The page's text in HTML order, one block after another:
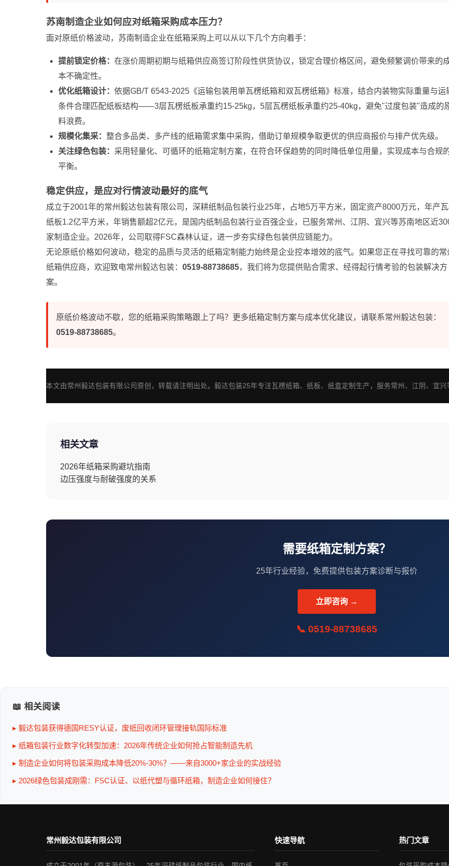
苏南制造企业如何应对纸箱采购成本压力？
面对原纸价格波动，苏南制造企业在纸箱采购上可以从以下几个方向着手：
提前锁定价格： 在涨价周期初期与纸箱供应商签订阶段性供货协议，锁定合理价格区间，避免频繁调价带来的
本不确定性。
优化纸箱设计： 依据GB/T 6543-2025《运输包装用单瓦楞纸箱和双瓦楞纸箱》标准，结合内装物实际重量与运
条件合理匹配纸板结构——3层瓦楞纸板承重约15-25kg，5层瓦楞纸板承重约25-40kg，避免"过度包装"造成的
料浪费。
规模化集采： 整合多品类、多产线的纸箱需求集中采购，借助订单规模争取更优的供应商报价与排产优先级。
关注绿色包装： 采用轻量化、可循环的纸箱定制方案，在符合环保趋势的同时降低单位用量，实现成本与合规
平衡。
稳定供应，是应对行情波动最好的底气
成立于2001年的常州毅达包装有限公司，深耕纸制品包装行业25年，占地5万平方米，固定资产8000万元，年产
纸板1.2亿平方米，年销售额超2亿元，是国内纸制品包装行业百强企业，已服务常州、江阴、宜兴等苏南地区近
家制造企业。2026年，公司取得FSC森林认证，进一步夯实绿色包装供应链能力。
无论原纸价格如何波动，稳定的品质与灵活的纸箱定制能力始终是企业控本增效的底气。如果您正在寻找可靠的常
纸箱供应商，欢迎致电常州毅达包装： 0519-88738685，我们将为您提供贴合需求、经得起行情考验的包装解决方
案。
原纸价格波动不歇，您的纸箱采购策略跟上了吗？更多纸箱定制方案与成本优化建议，请联系常州毅达包装：
0519-88738685。
本文由常州毅达包装有限公司原创，转载请注明出处。毅达包装25年专注瓦楞纸箱、纸板、纸盒定制生产，服务常州、江阴、宜兴
相关文章
2026年纸箱采购避坑指南
边压强度与耐破强度的关系
需要纸箱定制方案？
25年行业经验，免费提供包装方案诊断与报价
立即咨询 →
📞 0519-88738685
📖 相关阅读
▸ 毅达包装获得德国RESY认证，废纸回收闭环管理接轨国际标准
▸ 纸箱包装行业数字化转型加速：2026年传统企业如何抢占智能制造先机
▸ 制造企业如何将包装采购成本降低20%-30%？——来自3000+家企业的实战经验
▸ 2026绿色包装成刚需：FSC认证、以纸代塑与循环纸箱，制造企业如何接住？
常州毅达包装有限公司 快速导航 热门文章